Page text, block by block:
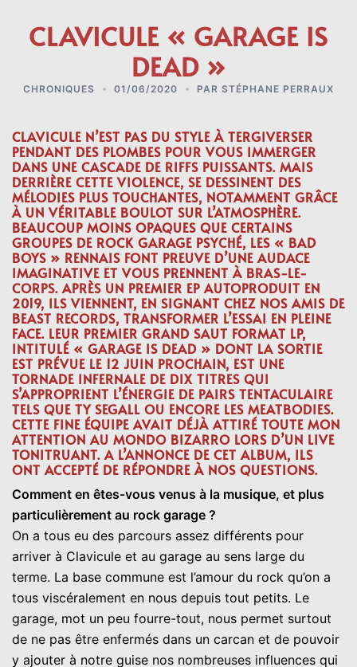
CLAVICULE « GARAGE IS
DEAD »
CHRONIQUES 01/06/2020 PAR STÉPHANE PERRAUX
CLAVICULE N’EST PAS DU STYLE À TERGIVERSER
PENDANT DES PLOMBES POUR VOUS IMMERGER
DANS UNE CASCADE DE RIFFS PUISSANTS. MAIS
DERRIÈRE CETTE VIOLENCE, SE DESSINENT DES
MÉLODIES PLUS TOUCHANTES, NOTAMMENT GRÂCE
À UN VÉRITABLE BOULOT SUR L’ATMOSPHÈRE.
BEAUCOUP MOINS OPAQUES QUE CERTAINS
GROUPES DE ROCK GARAGE PSYCHÉ, LES « BAD
BOYS » RENNAIS FONT PREUVE D’UNE AUDACE
IMAGINATIVE ET VOUS PRENNENT À BRAS-LE-
CORPS. APRÈS UN PREMIER EP AUTOPRODUIT EN
2019, ILS VIENNENT, EN SIGNANT CHEZ NOS AMIS DE
BEAST RECORDS, TRANSFORMER L’ESSAI EN PLEINE
FACE. LEUR PREMIER GRAND SAUT FORMAT LP,
INTITULÉ « GARAGE IS DEAD » DONT LA SORTIE
EST PRÉVUE LE 12 JUIN PROCHAIN, EST UNE
TORNADE INFERNALE DE DIX TITRES QUI
S’APPROPRIENT L’ÉNERGIE DE PAIRS TENTACULAIRE
TELS QUE TY SEGALL OU ENCORE LES MEATBODIES.
CETTE FINE ÉQUIPE AVAIT DÉJÀ ATTIRÉ TOUTE MON
ATTENTION AU MONDO BIZARRO LORS D’UN LIVE
TONITRUANT. A L’ANNONCE DE CET ALBUM, ILS
ONT ACCEPTÉ DE RÉPONDRE À NOS QUESTIONS.
Comment en êtes-vous venus à la musique, et plus
particulièrement au rock garage ?
On a tous eu des parcours assez différents pour
arriver à Clavicule et au garage au sens large du
terme. La base commune est l’amour du rock qu’on a
tous viscéralement en nous depuis tout petits. Le
garage, mot un peu fourre-tout, nous permet surtout
de ne pas être enfermés dans un carcan et de pouvoir
y ajouter à notre guise nos nombreuses influences qui